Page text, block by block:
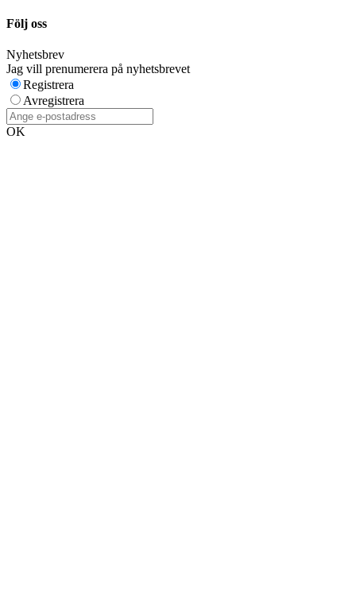
Följ oss
Nyhetsbrev
Jag vill prenumerera på nyhetsbrevet
Registrera
Avregistrera
OK